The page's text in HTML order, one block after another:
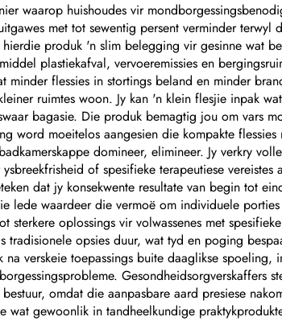
waarop huishoudes vir
met tot sewentig persent verminder terwyl
produk 'n slim belegging vir gesinne wat
plastiekafval, vervoeremissies en
flessies in stortings beland en minder
ruimtes woon. Jy kan 'n klein flesjie inpak
bagasie. Die produk bemagtig jou om vars
moeitelos aangesien die kompakte flessies
domineer, elimineer. Jy verkry
of spesifieke terapeutiese vereistes
dat jy konsekwente resultate van begin tot
lede waardeer die vermoë om individuele
oplossings vir volwassenes met
tradisionele opsies duur, wat tyd en poging
verskeie toepassings buite daaglikse spoeling,
Gesondheidsorgverskaffers
omdat die aanpasbare aard presiese
gewoonlik in tandheelkundige